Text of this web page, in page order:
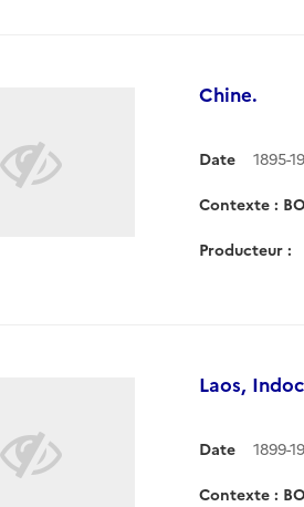
Chine.
Date 1895-
Contexte :
Producteur :
Laos,
Date 1899-
Contexte :